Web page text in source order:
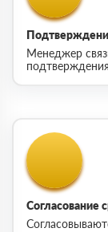
Менеджер
подтверждения
Согласование